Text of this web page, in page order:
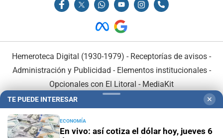
Hemeroteca Digital (1930-1979) - Receptorías de avisos -
Administración y Publicidad - Elementos institucionales-
Opcionales con El Litoral - MediaKit
TE PUEDE INTERESAR ✕
ECONOMÍA
En vivo: así cotiza el dólar hoy, jueves 6